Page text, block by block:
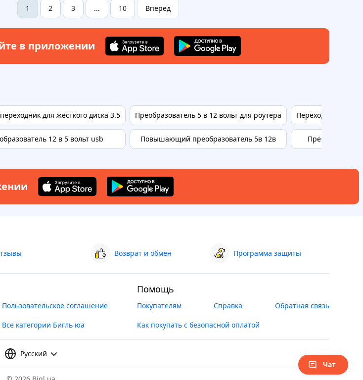
1 2 3 ... 10 Вперед
в приложении
для жесткого диска 3.5
12 в 5 вольт usb
Преобразователь 5 в 12 вольт для роутера
Повышающий преобразователь 5в 12в
Переходник с
Возврат и обмен Программа защиты
Пользовательское соглашение
Все категории Бигль юа
Помощь
Покупателям Справка Обратная связь
Как покупать с безопасной оплатой
Русский
Чат